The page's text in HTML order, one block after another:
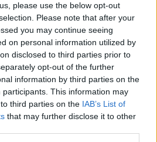
please use the below opt-out
Please note that after your
you may continue seeing
on personal information utilized by
disclosed to third parties prior to
opt-out of the further
information by third parties on the
participants. This information may
third parties on the IAB’s List of
that may further disclose it to other
ο Λορέντσο Ντίκμαν – Τη
και οι υπογραφές
11:47
Πώς θα παίρνουμε
κλικ!